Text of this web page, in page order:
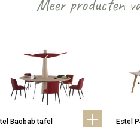
Meer producten
Baobab tafel Estel